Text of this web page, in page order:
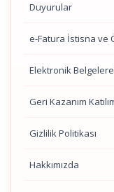
Duyurular
e-Fatura İstisna ve
Elektronik
Geri Kazanım
Gizlilik Politikası
Hakkımızda